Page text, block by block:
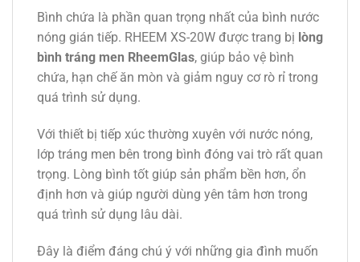
Bình chứa là phần quan trọng nhất của bình nước
nóng gián tiếp. RHEEM XS-20W được trang bị lòng
bình tráng men RheemGlas, giúp bảo vệ bình
chứa, hạn chế ăn mòn và giảm nguy cơ rò rỉ trong
quá trình sử dụng.
Với thiết bị tiếp xúc thường xuyên với nước nóng,
lớp tráng men bên trong bình đóng vai trò rất quan
trọng. Lòng bình tốt giúp sản phẩm bền hơn, ổn
định hơn và giúp người dùng yên tâm hơn trong
quá trình sử dụng lâu dài.
Đây là điểm đáng chú ý với những gia đình muốn